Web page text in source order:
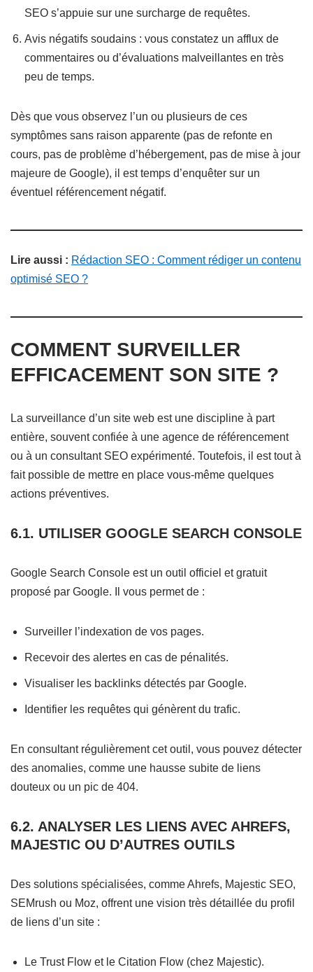
SEO s’appuie sur une surcharge de requêtes.
Avis négatifs soudains : vous constatez un afflux de
commentaires ou d’évaluations malveillantes en très
peu de temps.
Dès que vous observez l’un ou plusieurs de ces
symptômes sans raison apparente (pas de refonte en
cours, pas de problème d’hébergement, pas de mise à jour
majeure de Google), il est temps d’enquêter sur un
éventuel référencement négatif.
Lire aussi : Rédaction SEO : Comment rédiger un contenu
optimisé SEO ?
COMMENT SURVEILLER
EFFICACEMENT SON SITE ?
La surveillance d’un site web est une discipline à part
entière, souvent confiée à une agence de référencement
ou à un consultant SEO expérimenté. Toutefois, il est tout à
fait possible de mettre en place vous-même quelques
actions préventives.
6.1. UTILISER GOOGLE SEARCH CONSOLE
Google Search Console est un outil officiel et gratuit
proposé par Google. Il vous permet de :
Surveiller l’indexation de vos pages.
Recevoir des alertes en cas de pénalités.
Visualiser les backlinks détectés par Google.
Identifier les requêtes qui génèrent du trafic.
En consultant régulièrement cet outil, vous pouvez détecter
des anomalies, comme une hausse subite de liens
douteux ou un pic de 404.
6.2. ANALYSER LES LIENS AVEC AHREFS,
MAJESTIC OU D’AUTRES OUTILS
Des solutions spécialisées, comme Ahrefs, Majestic SEO,
SEMrush ou Moz, offrent une vision très détaillée du profil
de liens d’un site :
Le Trust Flow et le Citation Flow (chez Majestic).